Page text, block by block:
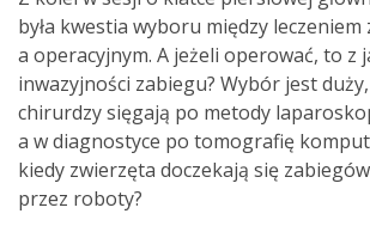
była kwestia wyboru między leczeniem
a operacyjnym. A jeżeli operować, to z
inwazyjności zabiegu? Wybór jest
chirurdzy sięgają po metody
a w diagnostyce po tomografię
kiedy zwierzęta doczekają się
przez roboty?